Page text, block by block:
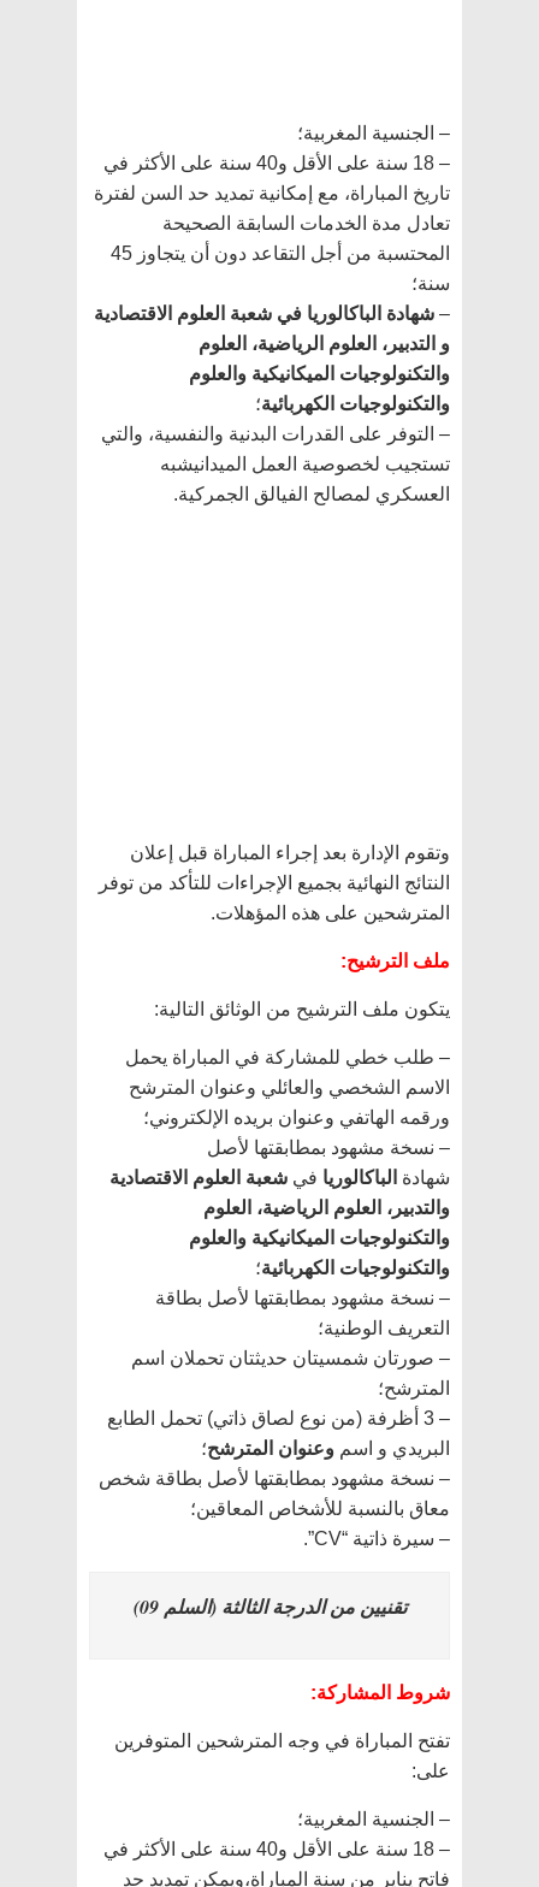
– الجنسية المغربية؛
– 18 سنة على الأقل و40 سنة على الأكثر في
تاريخ المباراة، مع إمكانية تمديد حد السن لفترة
تعادل مدة الخدمات السابقة الصحيحة
المحتسبة من أجل التقاعد دون أن يتجاوز 45
سنة؛
– شهادة الباكالوريا في شعبة العلوم الاقتصادية
و التدبير، العلوم الرياضية، العلوم
والتكنولوجيات الميكانيكية والعلوم
والتكنولوجيات الكهربائية؛
– التوفر على القدرات البدنية والنفسية، والتي
تستجيب لخصوصية العمل الميدانيشبه
العسكري لمصالح الفيالق الجمركية.
وتقوم الإدارة بعد إجراء المباراة قبل إعلان
النتائج النهائية بجميع الإجراءات للتأكد من توفر
المترشحين على هذه المؤهلات.
ملف الترشيح:
يتكون ملف الترشيح من الوثائق التالية:
– طلب خطي للمشاركة في المباراة يحمل
الاسم الشخصي والعائلي وعنوان المترشح
ورقمه الهاتفي وعنوان بريده الإلكتروني؛
– نسخة مشهود بمطابقتها لأصل
شهادة الباكالوريا في شعبة العلوم الاقتصادية
والتدبير، العلوم الرياضية، العلوم
والتكنولوجيات الميكانيكية والعلوم
والتكنولوجيات الكهربائية؛
– نسخة مشهود بمطابقتها لأصل بطاقة
التعريف الوطنية؛
– صورتان شمسيتان حديثتان تحملان اسم
المترشح؛
– 3 أظرفة (من نوع لصاق ذاتي) تحمل الطابع
البريدي و اسم وعنوان المترشح؛
– نسخة مشهود بمطابقتها لأصل بطاقة شخص
معاق بالنسبة للأشخاص المعاقين؛
– سيرة ذاتية “CV”.
تقنيين من الدرجة الثالثة (السلم 09)
شروط المشاركة:
تفتح المباراة في وجه المترشحين المتوفرين
على:
– الجنسية المغربية؛
– 18 سنة على الأقل و40 سنة على الأكثر في
فاتح يناير من سنة المباراة،ويمكن تمديد حد